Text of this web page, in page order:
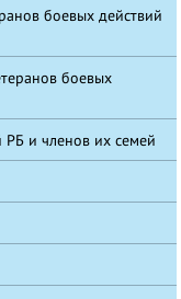
боевых действий
боевых
РБ и членов их семей